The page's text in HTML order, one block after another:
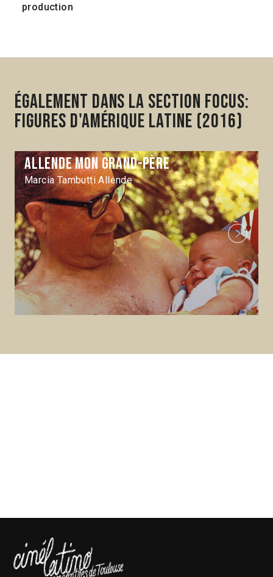
production
Également dans la section Focus:
Figures d'Amérique latine (2016)
Allende mon grand-père
Marcia Tambutti Allende
Next